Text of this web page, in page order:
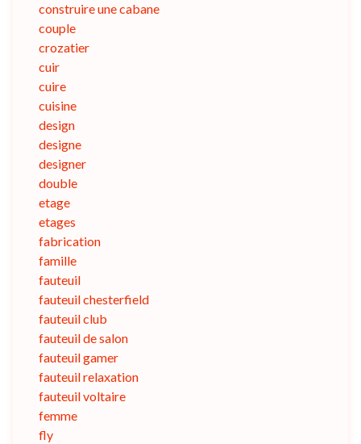
construire une cabane
couple
crozatier
cuir
cuire
cuisine
design
designe
designer
double
etage
etages
fabrication
famille
fauteuil
fauteuil chesterfield
fauteuil club
fauteuil de salon
fauteuil gamer
fauteuil relaxation
fauteuil voltaire
femme
fly